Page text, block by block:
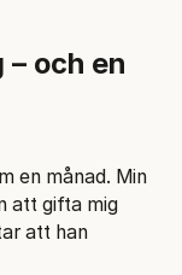
– och en
en månad. Min
att gifta mig
att han